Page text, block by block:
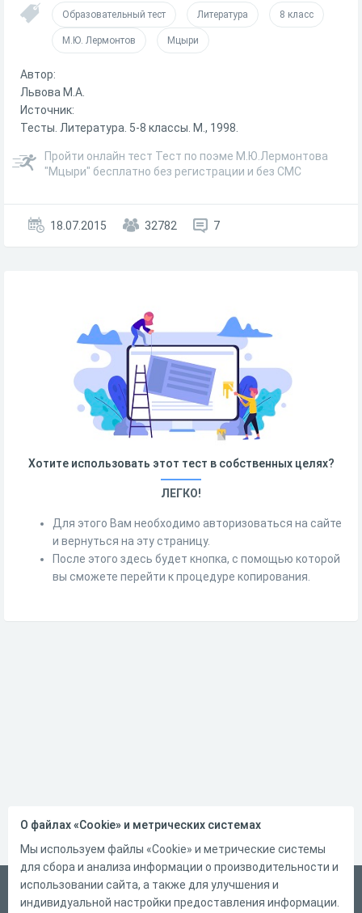
Образовательный тест Литература 8 класс
М.Ю. Лермонтов Мцыри
Автор:
Львова М.А.
Источник:
Тесты. Литература. 5-8 классы. М., 1998.
Пройти онлайн тест Тест по поэме М.Ю.Лермонтова
"Мцыри" бесплатно без регистрации и без СМС
18.07.2015 32782 7
Хотите использовать этот тест в собственных целях?
ЛЕГКО!
Для этого Вам необходимо авторизоваться на сайте
и вернуться на эту страницу.
После этого здесь будет кнопка, с помощью которой
вы сможете перейти к процедуре копирования.
Русский
О файлах «Cookie» и метрических системах
Мы используем файлы «Cookie» и метрические системы
для сбора и анализа информации о производительности и
использовании сайта, а также для улучшения и
индивидуальной настройки предоставления информации.